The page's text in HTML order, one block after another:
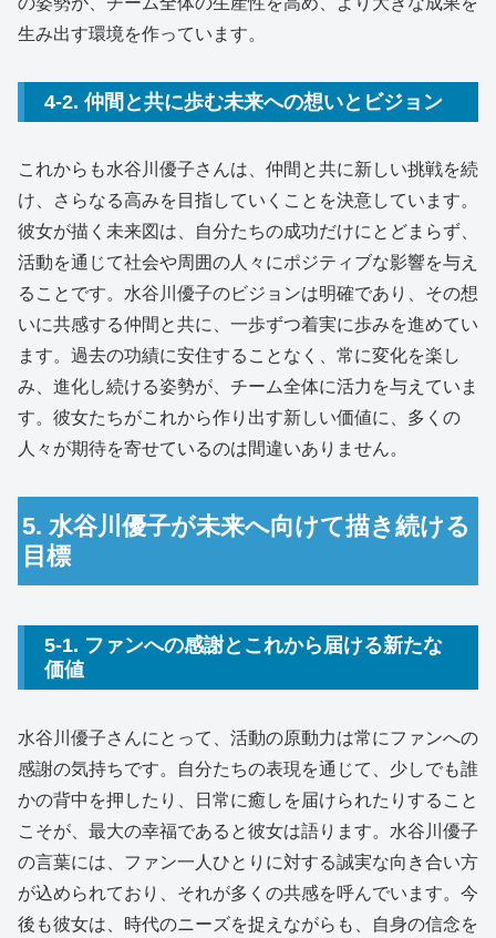
生み出す環境を作っています。
4-2. 仲間と共に歩む未来への想いとビジョン
これからも水谷川優子さんは、仲間と共に新しい挑戦を続
け、さらなる高みを目指していくことを決意しています。
彼女が描く未来図は、自分たちの成功だけにとどまらず、
活動を通じて社会や周囲の人々にポジティブな影響を与え
ることです。水谷川優子のビジョンは明確であり、その想
いに共感する仲間と共に、一歩ずつ着実に歩みを進めてい
ます。過去の功績に安住することなく、常に変化を楽し
み、進化し続ける姿勢が、チーム全体に活力を与えていま
す。彼女たちがこれから作り出す新しい価値に、多くの
人々が期待を寄せているのは間違いありません。
5. 水谷川優子が未来へ向けて描き続ける
目標
5-1. ファンへの感謝とこれから届ける新たな
価値
水谷川優子さんにとって、活動の原動力は常にファンへの
感謝の気持ちです。自分たちの表現を通じて、少しでも誰
かの背中を押したり、日常に癒しを届けられたりすること
こそが、最大の幸福であると彼女は語ります。水谷川優子
の言葉には、ファン一人ひとりに対する誠実な向き合い方
が込められており、それが多くの共感を呼んでいます。今
後も彼女は、時代のニーズを捉えながらも、自身の信念を